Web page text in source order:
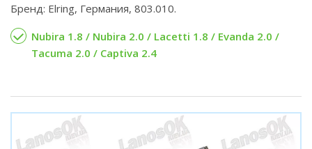
Бренд: Elring, Германия, 803.010.
Nubira 1.8 / Nubira 2.0 / Lacetti 1.8 / Evanda 2.0 /
Tacuma 2.0 / Captiva 2.4